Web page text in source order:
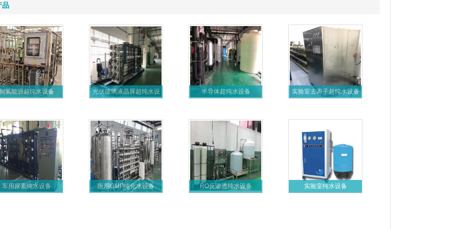
品
氢能源超纯水设备
光伏玻璃液晶屏超纯水设
半导体超纯水设备 实验室去离子超纯水设备
车用尿素纯水设备 医用GMP纯化水设备 RO反渗透纯水设备 实验室纯水设备